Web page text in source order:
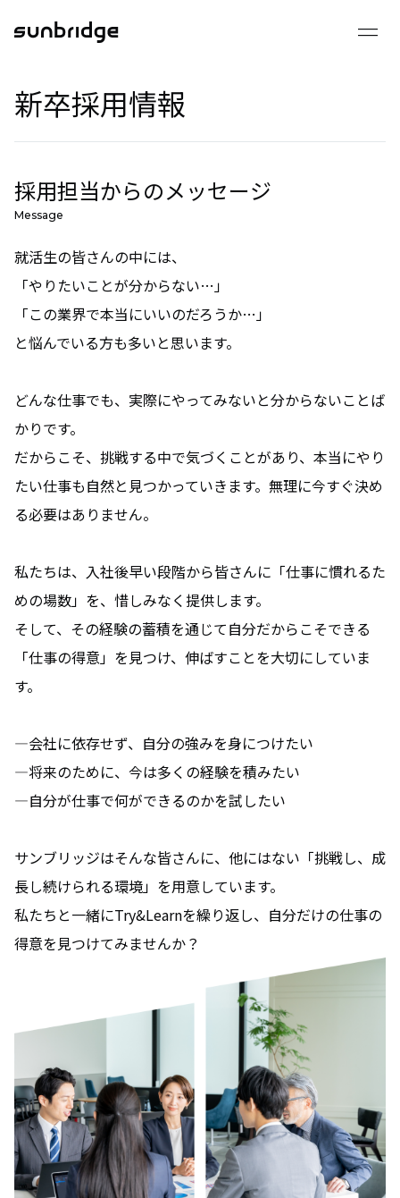
drag_handle
会社を知る
数字で見るサンブリッジ
成長できる環境
インタビュー
メンバーインタビュー
YouTube
新卒採用情報
採用担当からのメッセージ
Message
就活生の皆さんの中には、
「やりたいことが分からない…」
「この業界で本当にいいのだろうか…」
と悩んでいる方も多いと思います。
どんな仕事でも、実際にやってみないと分からないことば
かりです。
だからこそ、挑戦する中で気づくことがあり、本当にやり
たい仕事も自然と見つかっていきます。無理に今すぐ決め
る必要はありません。
私たちは、入社後早い段階から皆さんに「仕事に慣れるた
めの場数」を、惜しみなく提供します。
そして、その経験の蓄積を通じて自分だからこそできる
「仕事の得意」を見つけ、伸ばすことを大切にしていま
す。
―会社に依存せず、自分の強みを身につけたい
―将来のために、今は多くの経験を積みたい
―自分が仕事で何ができるのかを試したい
サンブリッジはそんな皆さんに、他にはない「挑戦し、成
長し続けられる環境」を用意しています。
私たちと一緒にTry&Learnを繰り返し、自分だけの仕事の
得意を見つけてみませんか？